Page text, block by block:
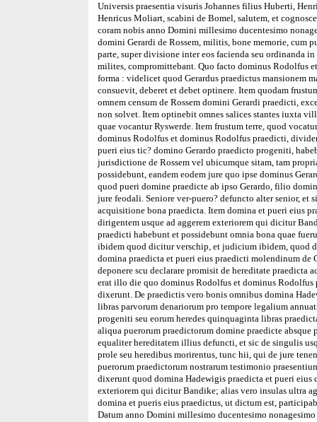
Universis praesentia visuris Johannes filius Huberti,
Henricus Moliart, scabini de Bomel, salutem, et
coram nobis anno Domini millesimo ducentesimo
domini Gerardi de Rossem, militis, bone memorie, cum
parte, super divisione inter eos facienda seu ordinanda
milites, compromittebant. Quo facto dominus Rodolfus
forma : videlicet quod Gerardus praedictus mansionem
consuevit, deberet et debet optinere. Item quodam
omnem censum de Rossem domini Gerardi praedicti,
non solvet. Item optinebit omnes salices stantes iuxta
quae vocantur Ryswerde. Item frustum terre, quod
dominus Rodolfus et dominus Rodolfus praedicti,
pueri eius tic? domino Gerardo praedicto progeniti,
jurisdictione de Rossem vel ubicumque sitam, tam
possidebunt, eandem eodem jure quo ipse dominus
quod pueri domine praedicte ab ipso Gerardo, filio
jure feodali. Seniore ver-puero? defuncto alter senior,
acquisitione bona praedicta. Item domina et pueri eius
dirigentem usque ad aggerem exteriorem qui dicitur
praedicti habebunt et possidebunt omnia bona quae
ibidem quod dicitur verschip, et judicium ibidem, quod
domina praedicta et pueri eius praedicti molendinum de
deponere scu declarare promisit de hereditate praedicta
erat illo die quo dominus Rodolfus et dominus
dixerunt. De praedictis vero bonis omnibus domina
libras parvorum denariorum pro tempore legalium
progeniti seu eorum heredes quinquaginta libras
aliqua puerorum praedictorum domine praedicte
equaliter hereditatem illius defuncti, et sic de singulis
prole seu heredibus morirentus, tunc hii, qui de jure
puerorum praedictorum nostrarum testimonio
dixerunt quod domina Hadewigis praedicta et pueri eius
exteriorem qui dicitur Bandike; alias vero insulas ultra
domina et pueris eius praedictus, ut dictum est,
Datum anno Domini millesimo ducentesimo